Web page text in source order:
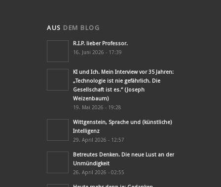
AUS DEM BLOG
R.I.P. lieber Professor.
16. Juni 2026 - 17:39
KI und Ich. Mein Interview vor 35 Jahren:
„Technologie ist nie gefährlich. Die
Gesellschaft ist es.“ (Joseph
Weizenbaum)
19. Mai 2026 - 19:28
Wittgenstein, Sprache und (künstliche)
Intelligenz
29. April 2026 - 12:57
Betreutes Denken. Die neue Lust an der
Unmündigkeit
26. April 2026 - 02:55